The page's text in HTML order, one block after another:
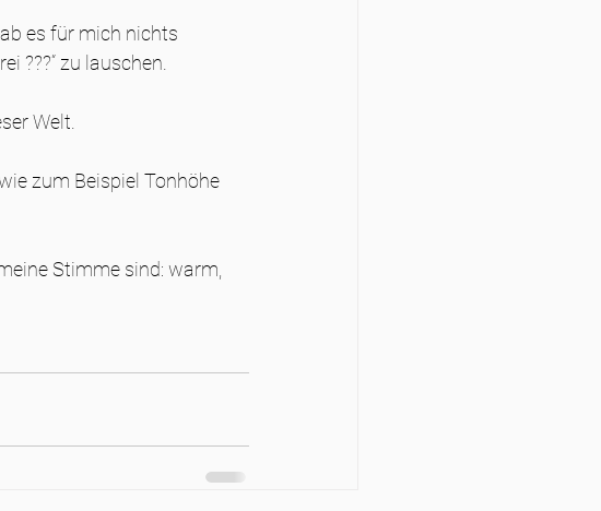
es für mich nichts
???“ zu lauschen.
Welt.
zum Beispiel Tonhöhe
Stimme sind: warm,